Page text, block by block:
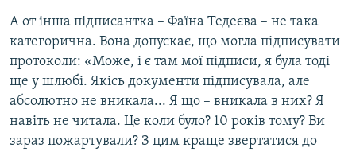
А от інша підписантка – Фаїна Тедеєва – не така
категорична. Вона допускає, що могла підписувати
протоколи: «Може, і є там мої підписи, я була тоді
ще у шлюбі. Якісь документи підписувала, але
абсолютно не вникала... Я що – вникала в них? Я
навіть не читала. Це коли було? 10 років тому? Ви
зараз пожартували? З цим краще звертатися до